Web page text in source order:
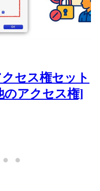
セス権セット
のアクセス権]